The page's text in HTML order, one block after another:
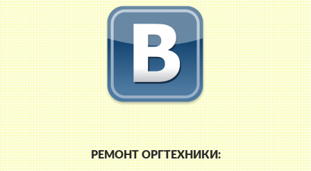
РЕМОНТ ОРГТЕХНИКИ: